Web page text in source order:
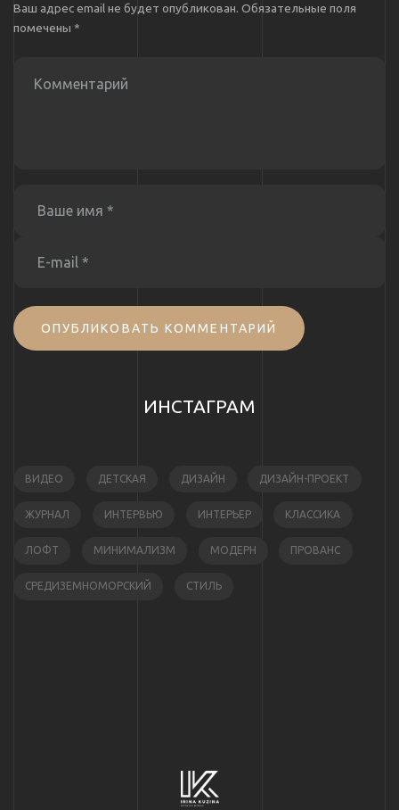
Ваш адрес email не будет опубликован. Обязательные поля
помечены *
ОПУБЛИКОВАТЬ КОММЕНТАРИЙ
ИНСТАГРАМ
ВИДЕО ДЕТСКАЯ ДИЗАЙН ДИЗАЙН-ПРОЕКТ
ЖУРНАЛ ИНТЕРВЬЮ ИНТЕРЬЕР КЛАССИКА
ЛОФТ МИНИМАЛИЗМ МОДЕРН ПРОВАНС
СРЕДИЗЕМНОМОРСКИЙ СТИЛЬ